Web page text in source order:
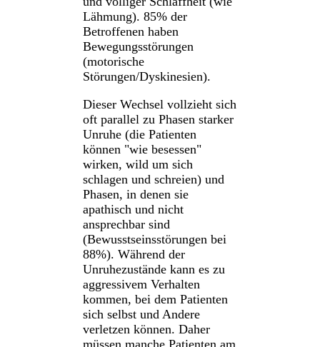
Lähmung). 85% der
Betroffenen haben
Bewegungsstörungen
(motorische
Störungen/Dyskinesien).
Dieser Wechsel vollzieht sich
oft parallel zu Phasen starker
Unruhe (die Patienten
können "wie besessen"
wirken, wild um sich
schlagen und schreien) und
Phasen, in denen sie
apathisch und nicht
ansprechbar sind
(Bewusstseinsstörungen bei
88%). Während der
Unruhezustände kann es zu
aggressivem Verhalten
kommen, bei dem Patienten
sich selbst und Andere
verletzen können. Daher
müssen manche Patienten am